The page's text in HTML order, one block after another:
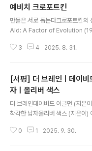
예비치 크로포트킨
만물은 서로 돕는다크로포트킨
Aid: A Factor of Evolution
서평 김보혜 인천도시농업네트워
대해 어떤 생각을 가지고 있는가
이 부재한, 인간답지 못한 삶이라
은가?2년 전 아마존에서 살아남
읽은 적이 있다. 비록 밀림이라는
그 형제들의 생존이 의미하는 바
했다. 그것은 그들이 어린 나이의
3 4 2025. 8. 31.
[서평] 더 브레인ㅣ데이비
자ㅣ올리버 색스
더 브레인데이비드 이글먼 (지은
착각한 남자올리버 색스 (지은이)
회적 이해 그리고 공동체텃밭 오
0 1 2025. 9. 30.